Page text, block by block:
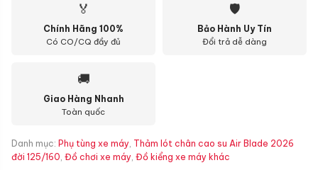
🏅
Chính Hãng 100%
Có CO/CQ đầy đủ
🛡
Bảo Hành Uy Tín
Đổi trả dễ dàng
🚚
Giao Hàng Nhanh
Toàn quốc
Danh mục: Phụ tùng xe máy, Thảm lót chân cao su Air Blade 2026
đời 125/160, Đồ chơi xe máy, Đồ kiểng xe máy khác